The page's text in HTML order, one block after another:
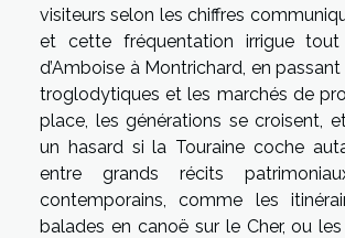
visiteurs selon les chiffres
et cette fréquentation irrigue tout
d’Amboise à Montrichard, en
troglodytiques et les marchés de
place, les générations se croisent,
un hasard si la Touraine coche
entre grands récits
contemporains, comme les
balades en canoë sur le Cher, ou